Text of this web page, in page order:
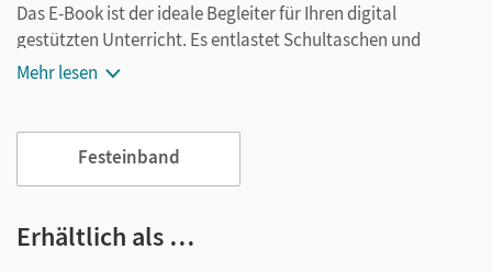
Das E-Book ist der ideale Begleiter für Ihren digital
gestützten Unterricht. Es entlastet Schultaschen und
Rucksäcke und ist jederzeit unkompliziert verfügbar.
Notizen erstellen
Text ergänzen
Mehr lesen
Festeinband
Erhältlich als …